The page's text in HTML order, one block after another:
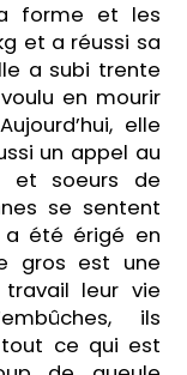
forme et les
et a réussi sa
a subi trente
en mourir
elle
un appel au
et soeurs de
se sentent
a été érigé en
gros est une
leur vie
ils
tout ce qui est